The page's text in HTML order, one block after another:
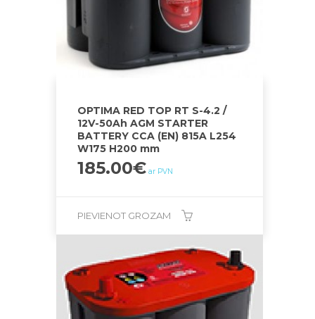
OPTIMA RED TOP RT S-4.2 /
12V-50Ah AGM STARTER
BATTERY CCA (EN) 815A L254
W175 H200 mm
185.00€ ar PVN
PIEVIENOT GROZAM